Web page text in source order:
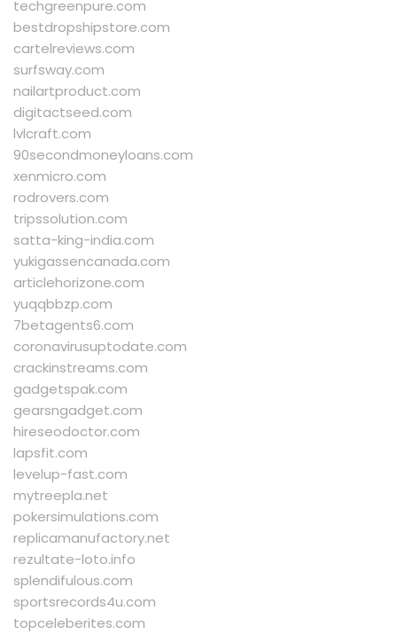
techgreenpure.com
bestdropshipstore.com
cartelreviews.com
surfsway.com
nailartproduct.com
digitactseed.com
lvlcraft.com
90secondmoneyloans.com
xenmicro.com
rodrovers.com
tripssolution.com
satta-king-india.com
yukigassencanada.com
articlehorizone.com
yuqqbbzp.com
7betagents6.com
coronavirusuptodate.com
crackinstreams.com
gadgetspak.com
gearsngadget.com
hireseodoctor.com
lapsfit.com
levelup-fast.com
mytreepla.net
pokersimulations.com
replicamanufactory.net
rezultate-loto.info
splendifulous.com
sportsrecords4u.com
topceleberites.com